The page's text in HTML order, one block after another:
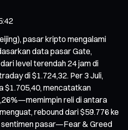
pasar kripto mengalami
data pasar Gate,
level terendah 24 jam di
di $1.724,32. Per 3 Juli,
$1.705,40, mencatatkan
reli di antara
rebound dari $59.776 ke
sentimen pasar—Fear & Greed